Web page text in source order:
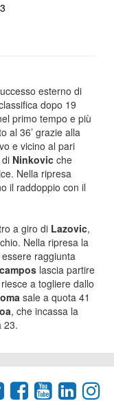
esterno di
dopo 19
primo tempo e più
al 36’ grazie alla
e vicino al pari
Ninkovic che
Nella ripresa
il raddoppio con il
a giro di Lazovic,
Nella ripresa la
raggiunta
lascia partire
riesce a togliere dallo
sale a quota 41
, che incassa la
23.